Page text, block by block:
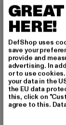
Warum
Herren Basics
bieten eine
dennoch stilvolle
kombinieren
einsetzbar und
Altersgruppen.
beliebt und
integrieren. Sie
maximale
HERE!
DefShop uses
save your
provide and
advertising. In
or to use
your data in the
the EU data
this, click on
agree to this.